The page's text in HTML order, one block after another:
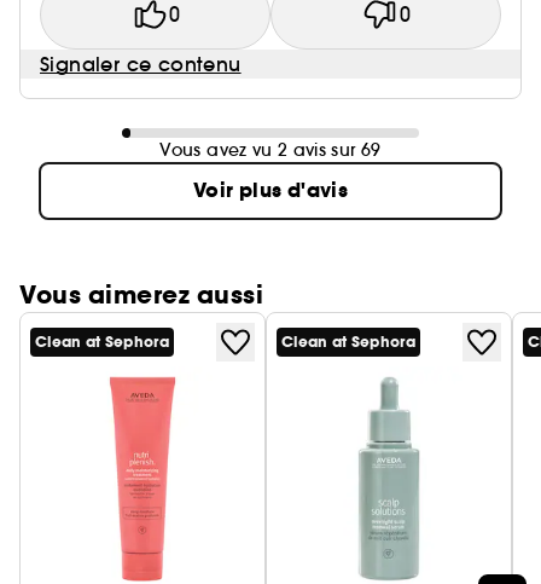
0 0
Signaler ce contenu
Vous avez vu 2 avis sur 69
Voir plus d'avis
Vous aimerez aussi
Clean at Sephora Clean at Sephora